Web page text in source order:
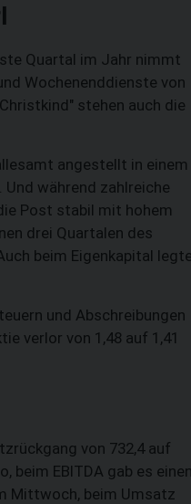
Quartal im Jahr nimmt
Wochenenddienste von
stehen auch die
angestellt in einem
während zahlreiche
Post stabil mit hohem
drei Quartalen des
beim Eigenkapital
und Abschreibungen
verlor von 1,48 auf 1,41
von 732,4 auf
beim EBITDA gab es
Mittwoch, beim Umsatz